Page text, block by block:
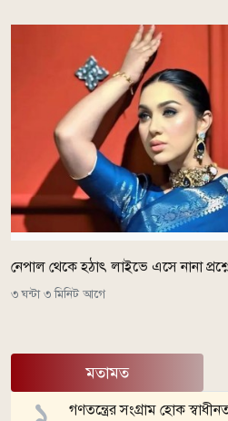
নেপাল থেকে হঠাৎ লাইভে এসে নানা
৩ ঘন্টা ৩ মিনিট আগে
মতামত
গণতন্ত্রের সংগ্রাম হোক